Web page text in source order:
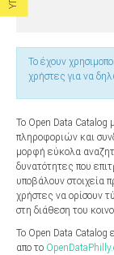
Το έχουν
χρήστες για να
Το Open Data Catalog
πληροφοριών και
μορφή εύκολα
δυνατότητες που
υποβάλουν στοιχεία
χρήστες να ορίσουν
στη διάθεση του
Το Open Data Catalog
απο το